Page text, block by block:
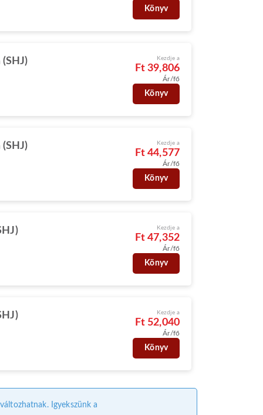
Könyv
Kezdje a
Ft 39,806
Ár/fő
Könyv
Kezdje a
Ft 44,577
Ár/fő
Könyv
Kezdje a
Ft 47,352
Ár/fő
Könyv
Kezdje a
Ft 52,040
Ár/fő
Könyv
Igyekszünk a